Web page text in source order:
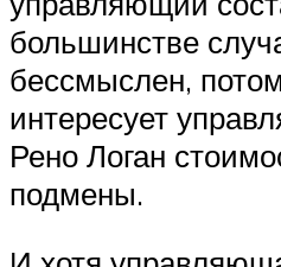
большинстве
бессмыслен,
интересует
Рено Логан
подмены.